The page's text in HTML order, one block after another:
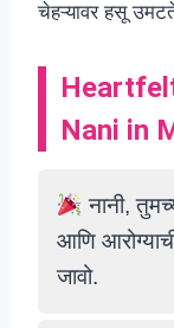
चेहऱ्यावर हसू
Nani in
नानी,
आणि
जावो.